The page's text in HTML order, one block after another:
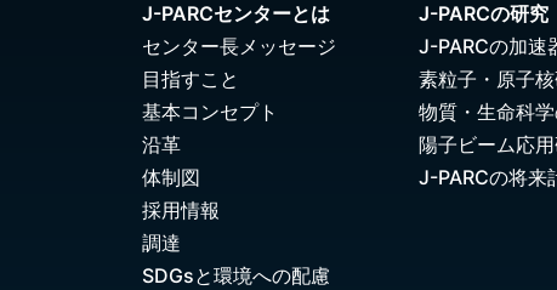
J-PARCセンターとは
センター長メッセージ
目指すこと
基本コンセプト
沿革
体制図
採用情報
調達
SDGsと環境への配慮
J-PARCの研究
J-PARCの加速
素粒子・原子
物質・生命科
陽子ビーム応
J-PARCの将来